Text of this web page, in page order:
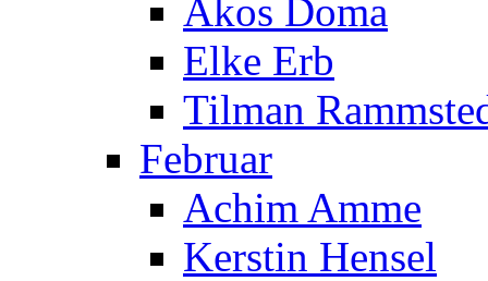
Akos Doma
Elke Erb
Tilman
Februar
Achim Amme
Kerstin Hensel